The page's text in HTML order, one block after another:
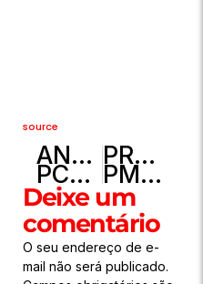
source
ANTERIOR
PCDF deflagra Operação Espectro e prende traficante na Cidade Estrutural
PRÓXIMO
PMDF apreende grande quantidade de drogas em Taguatinga
Deixe um
comentário
O seu endereço de e-
mail não será publicado.